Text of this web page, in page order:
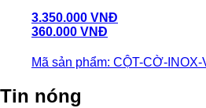
3.350.000 VNĐ
360.000 VNĐ
Mã sản phẩm: CỘT-CỜ-
Tin nóng